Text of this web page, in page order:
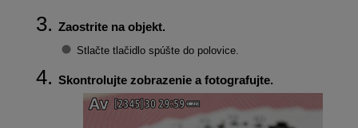
Zaostrite na objekt.
Stlačte tlačidlo spúšte do polovice.
Skontrolujte zobrazenie a fotografujte.